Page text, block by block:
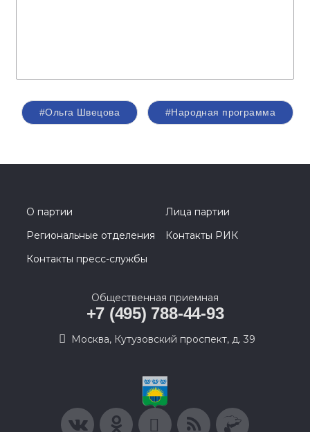
#Ольга Швецова #Народная программа
О партии
Лица партии
Региональные отделения
Контакты РИК
Контакты пресс-службы
Общественная приемная
+7 (495) 788-44-93
Москва, Кутузовский проспект, д. 39